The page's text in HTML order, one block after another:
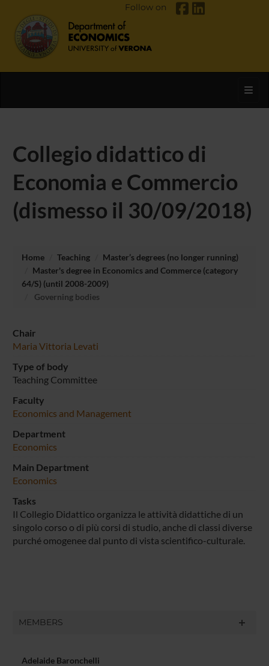
Follow on
Collegio didattico di
Economia e Commercio
(dismesso il 30/09/2018)
Home Teaching
Master’s degrees (no longer running)
Master's degree in Economics and Commerce (category
64/S) (until 2008-2009)
Governing bodies
Chair
Maria Vittoria Levati
Type of body
Teaching Committee
Faculty
Economics and Management
Department
Economics
Main Department
Economics
Tasks
Il Collegio Didattico organizza le attività didattiche di un
singolo corso o di più corsi di studio, anche di classi diverse
purché omogenee dal punto di vista scientifico-culturale.
MEMBERS
Adelaide Baronchelli